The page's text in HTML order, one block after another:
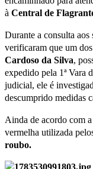
à Central de
Durante a consulta aos
verificaram que um
Cardoso da Silva,
expedido pela 1ª Vara
judicial, ele é
descumprido medidas
Ainda de acordo com
vermelha utilizada
roubo.